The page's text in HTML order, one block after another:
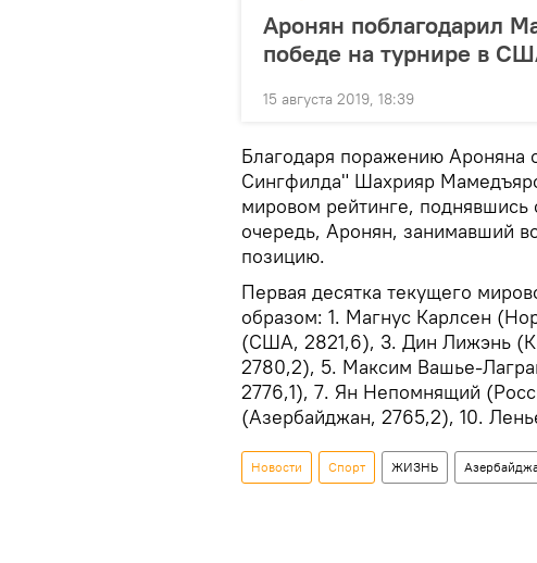
Аронян поблагодарил
победе на турнире в
15 августа 2019, 18:39
Благодаря поражению Ароняна
Сингфилда" Шахрияр
мировом рейтинге, поднявшись
очередь, Аронян, занимавший
позицию.
Первая десятка текущего
образом: 1. Магнус Карлсен
(США, 2821,6), 3. Дин Лижэнь
2780,2), 5. Максим Вашье-
2776,1), 7. Ян Непомнящий
(Азербайджан, 2765,2), 10.
Новости Спорт ЖИЗНЬ